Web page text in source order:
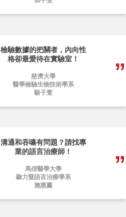
檢驗數據的把關者，內向性
格卻最愛待在實驗室！
慈濟大學
醫學檢驗生物技術學系
駱子萱
溝通和吞嚥有問題？請找專
業的語言治療師！
馬偕醫學大學
聽力暨語言治療學系
施惠薰